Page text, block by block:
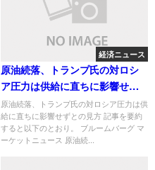
経済ニュース
原油続落、トランプ氏の対ロシ
ア圧力は供給に直ちに影響せず
との見方
原油続落、トランプ氏の対ロシア圧力は供
給に直ちに影響せずとの見方 記事を要約
すると以下のとおり。 ブルームバーグ マ
ーケットニュース 原油続...